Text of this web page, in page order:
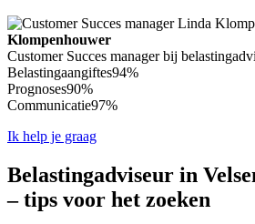
Klompenhouwer
Customer Succes manager bij
Belastingaangiftes94%
Prognoses90%
Communicatie97%
Ik help je graag
Belastingadviseur in
– tips voor het zoeken